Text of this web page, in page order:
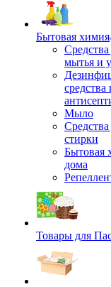
Бытовая химия
Средства
мытья и
средства
Мыло
Средства
стирки
Бытовая
дома
Товары для